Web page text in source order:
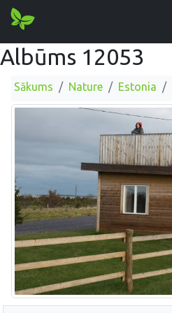
Albūms 12053
Sākums Nature Estonia